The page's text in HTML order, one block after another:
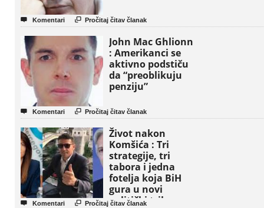
 Komentari  Pročitaj čitav članak
John Mac Ghlionn
: Amerikanci se
aktivno podstiču
da “preoblikuju
penziju”
 Komentari  Pročitaj čitav članak
Život nakon
Komšića : Tri
strategije, tri
tabora i jedna
fotelja koja BiH
gura u novi
politički triler
 Komentari  Pročitaj čitav članak